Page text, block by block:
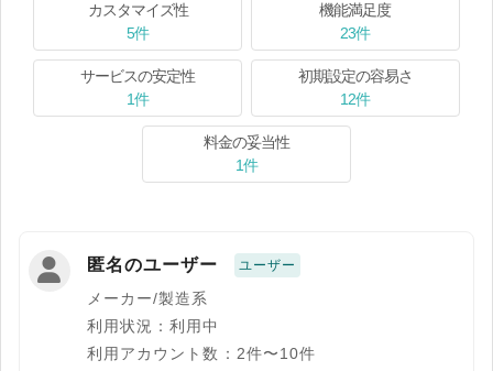
カスタマイズ性
5件
機能満足度
23件
サービスの安定性
1件
初期設定の容易さ
12件
料金の妥当性
1件
匿名のユーザー ユーザー
メーカー/製造系
利用状況：利用中
利用アカウント数：2件〜10件